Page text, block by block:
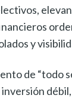
y
de “todo